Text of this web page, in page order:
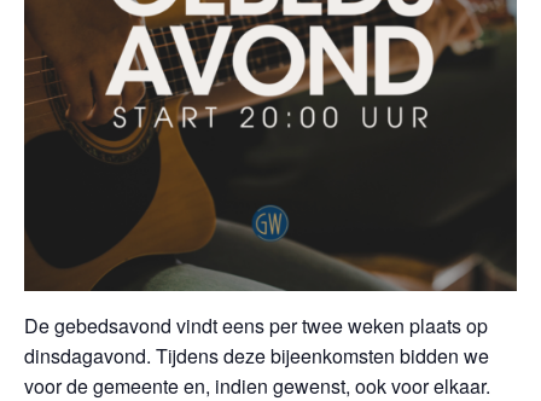
De gebedsavond vindt eens per twee weken plaats op
dinsdagavond. Tijdens deze bijeenkomsten bidden we
voor de gemeente en, indien gewenst, ook voor elkaar.